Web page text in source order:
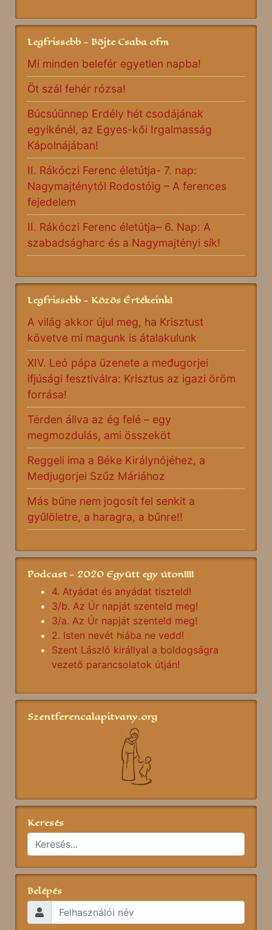
Legfrissebb - Böjte Csaba ofm
Mi minden belefér egyetlen napba!
Öt szál fehér rózsa!
Búcsúünnep Erdély hét csodájának
egyikénél, az Egyes-kői Irgalmasság
Kápolnájában!
II. Rákóczi Ferenc életútja- 7. nap:
Nagymajténytól Rodostóig – A ferences
fejedelem
II. Rákóczi Ferenc életútja– 6. Nap: A
szabadságharc és a Nagymajtényi sík!
Legfrissebb - Közös Értékeink!
A világ akkor újul meg, ha Krisztust
követve mi magunk is átalakulunk
XIV. Leó pápa üzenete a međugorjei
ifjúsági fesztiválra: Krisztus az igazi öröm
forrása!
Térden állva az ég felé – egy
megmozdulás, ami összeköt
Reggeli ima a Béke Királynőjéhez, a
Medjugorjei Szűz Máriához
Más bűne nem jogosít fel senkit a
gyűlöletre, a haragra, a bűnre!!
Podcast - 2020 Együtt egy úton!!!!
4. Atyádat és anyádat tiszteld!
3/b. Az Úr napját szenteld meg!
3/a. Az Úr napját szenteld meg!
2. Isten nevét hiába ne vedd!
Szent László királlyal a boldogságra
vezető parancsolatok útján!
Szentferencalapitvany.org
Keresés
Belépés